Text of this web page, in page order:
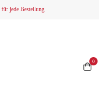
jede Bestellung
0